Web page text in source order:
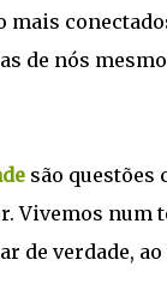
mais
de nós
são
Vivemos num
de verdade,